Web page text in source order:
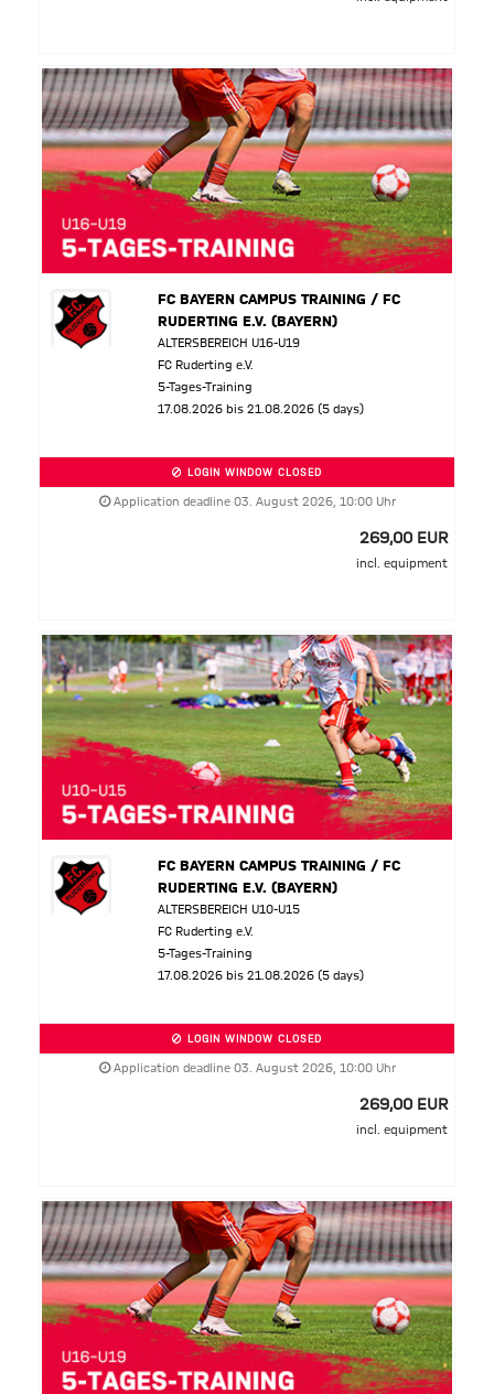
FC BAYERN CAMPUS TRAINING / FC
RUDERTING E.V. (BAYERN)
ALTERSBEREICH U16-U19
FC Ruderting e.V.
5-Tages-Training
17.08.2026 bis 21.08.2026 (5 days)
LOGIN WINDOW CLOSED
Application deadline 03. August 2026, 10:00 Uhr
269,00 EUR
incl. equipment
FC BAYERN CAMPUS TRAINING / FC
RUDERTING E.V. (BAYERN)
ALTERSBEREICH U10-U15
FC Ruderting e.V.
5-Tages-Training
17.08.2026 bis 21.08.2026 (5 days)
LOGIN WINDOW CLOSED
Application deadline 03. August 2026, 10:00 Uhr
269,00 EUR
incl. equipment